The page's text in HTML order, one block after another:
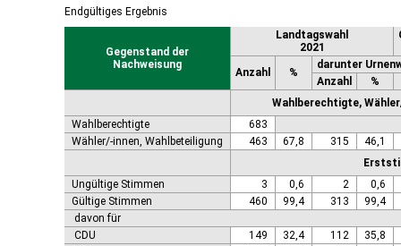
Falkenstein/Harz, Stadt
Farnstädt
Finneland
Gardelegen, Hansestadt
Genthin, Stadt
Gerbstedt, Stadt
Gleina
Goldbeck
Gommern, Stadt
Goseck
Endgültiges Ergebnis
Gegenstand der
Nachweisung
Landtagswahl
2021
Anzahl %
darunter
Anzahl
%
Wahlberechtigte,
Wahlberechtigte
683
Wähler/-innen, Wahlbeteiligung
463 67,8 315
46,1
Ungültige Stimmen
3 0,6 2
0,6
Gültige Stimmen
460 99,4 313
99,4
davon für
CDU
149 32,4 112
35,8